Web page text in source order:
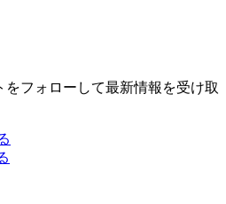
をフォローして最新情報を受け取